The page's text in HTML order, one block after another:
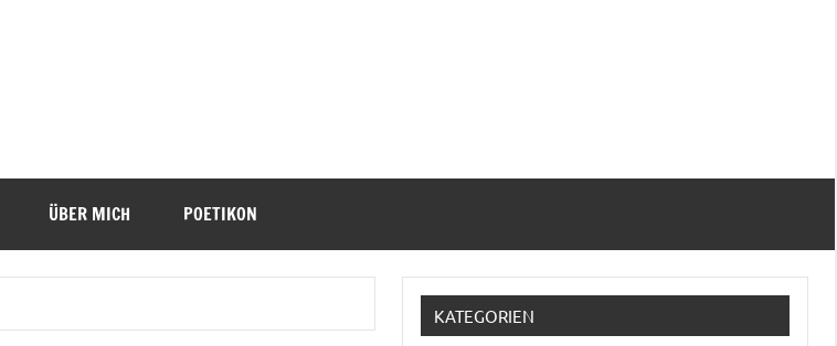
ÜBER MICH POETIKON
KATEGORIEN